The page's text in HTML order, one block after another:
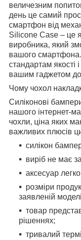
величезним
день це самий
смартфон від
Silicone Case – це
виробника, який
вашого смартфона.
стандартам якості
вашим гаджетом
Чому чохол
Силіконові
нашого інтернет-
чохли, ціна яких
важливих плюсів
силікон
виріб не має
аксесуар
розміри
заявленій
товар
рішеннях;
тривалий